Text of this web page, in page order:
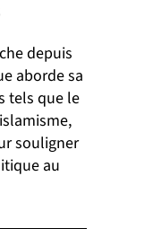
depuis
aborde sa
tels que le
souligner
au